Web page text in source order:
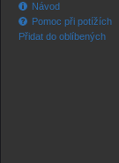
Návod
Pomoc při potížích
Přidat do oblíbených